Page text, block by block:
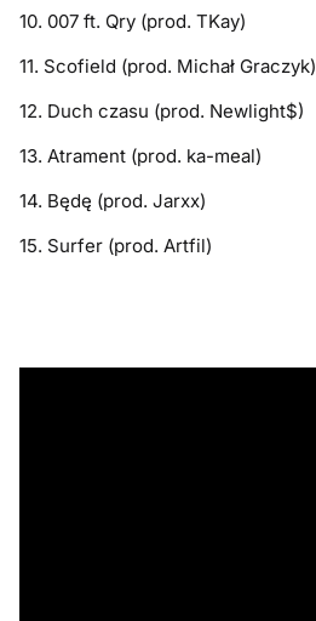
10. 007 ft. Qry (prod. TKay)
11. Scofield (prod. Michał Graczyk)
12. Duch czasu (prod. Newlight$)
13. Atrament (prod. ka-meal)
14. Będę (prod. Jarxx)
15. Surfer (prod. Artfil)